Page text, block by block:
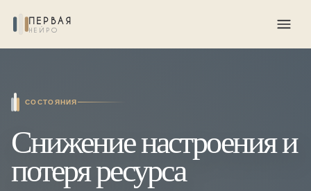
ПЕРВАЯ
НЕЙРО
СОСТОЯНИЯ
Снижение настроения и
потеря ресурса